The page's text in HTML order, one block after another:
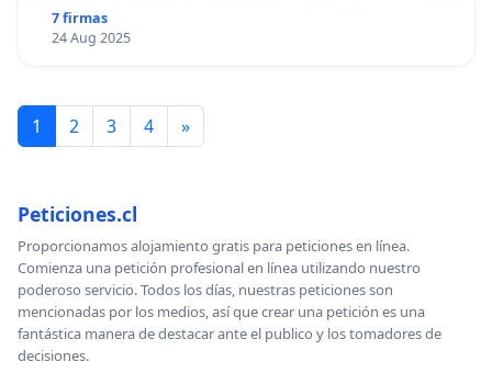
7 firmas
24 Aug 2025
1 2 3 4 »
Peticiones.cl
Proporcionamos alojamiento gratis para peticiones en línea.
Comienza una petición profesional en línea utilizando nuestro
poderoso servicio. Todos los días, nuestras peticiones son
mencionadas por los medios, así que crear una petición es una
fantástica manera de destacar ante el publico y los tomadores de
decisiones.